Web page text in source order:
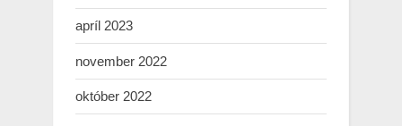
apríl 2023
november 2022
október 2022